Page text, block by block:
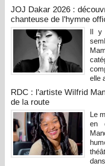
JOJ Dakar 2026 :
chanteuse de l'hymne
Il y
elle
RDC : l'artiste Wilfrid
de la route
Le
en